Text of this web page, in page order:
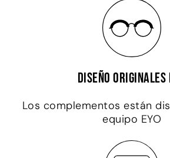
Diseño originales
Los complementos están
equipo EYO